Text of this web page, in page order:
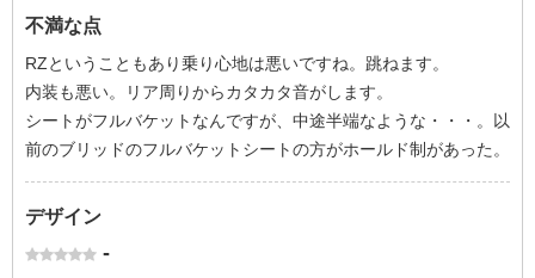
不満な点
RZということもあり乗り心地は悪いですね。跳ねます。
内装も悪い。リア周りからカタカタ音がします。
シートがフルバケットなんですが、中途半端なような・・・。以
前のブリッドのフルバケットシートの方がホールド制があった。
デザイン
-